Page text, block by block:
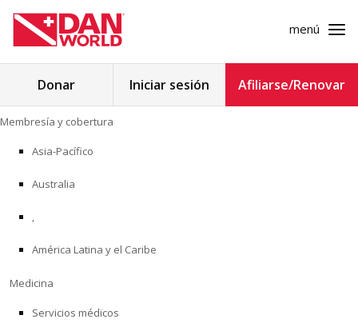
al
contenido
menú
MEMBRESÍA Y COBERTURA
SEGURIDAD
INVESTIGACIÓN
Donar Iniciar sesión Afiliarse/Renovar
Membresía y cobertura
Asia-Pacífico
Australia
,
América Latina y el Caribe
Medicina
Servicios médicos